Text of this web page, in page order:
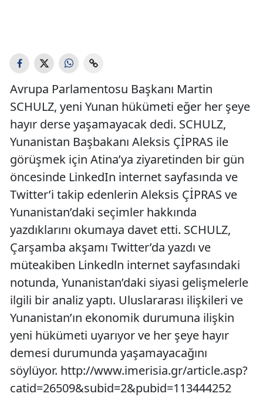
Avrupa Parlamentosu Başkanı Martin
SCHULZ, yeni Yunan hükümeti eğer her şeye
hayır derse yaşamayacak dedi. SCHULZ,
Yunanistan Başbakanı Aleksis ÇİPRAS ile
görüşmek için Atina’ya ziyaretinden bir gün
öncesinde LinkedIn internet sayfasında ve
Twitter’i takip edenlerin Aleksis ÇİPRAS ve
Yunanistan’daki seçimler hakkında
yazdıklarını okumaya davet etti. SCHULZ,
Çarşamba akşamı Twitter’da yazdı ve
müteakiben Linkedln internet sayfasındaki
notunda, Yunanistan’daki siyasi gelişmelerle
ilgili bir analiz yaptı. Uluslararası ilişkileri ve
Yunanistan’ın ekonomik durumuna ilişkin
yeni hükümeti uyarıyor ve her şeye hayır
demesi durumunda yaşamayacağını
söylüyor. http://www.imerisia.gr/article.asp?
catid=26509&subid=2&pubid=113444252